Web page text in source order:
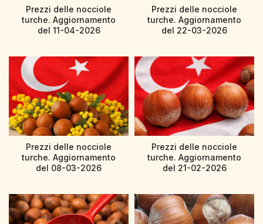
Prezzi delle nocciole
turche. Aggiornamento
del 11-04-2026
Prezzi delle nocciole
turche. Aggiornamento
del 22-03-2026
Prezzi delle nocciole
turche. Aggiornamento
del 08-03-2026
Prezzi delle nocciole
turche. Aggiornamento
del 21-02-2026